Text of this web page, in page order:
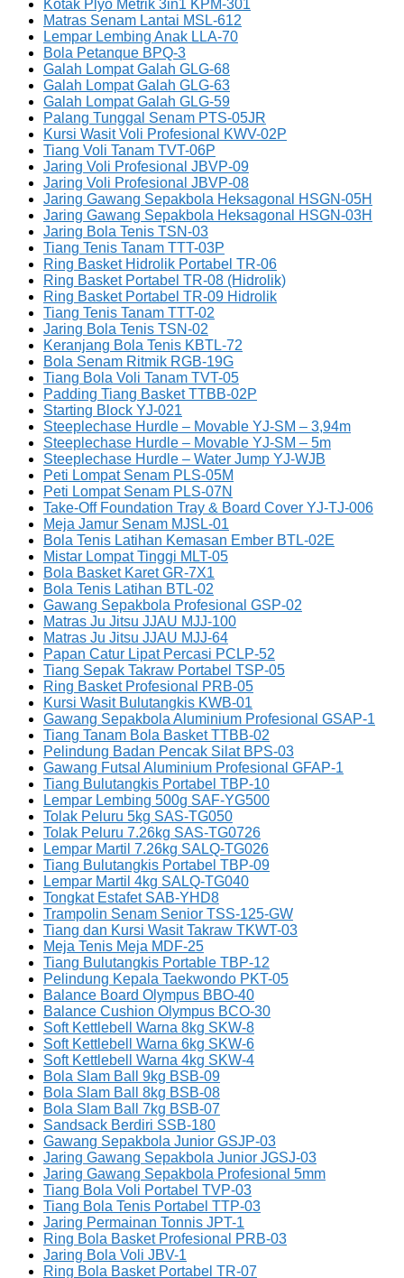
Kotak Plyo Metrik 3in1 KPM-301
Matras Senam Lantai MSL-612
Lempar Lembing Anak LLA-70
Bola Petanque BPQ-3
Galah Lompat Galah GLG-68
Galah Lompat Galah GLG-63
Galah Lompat Galah GLG-59
Palang Tunggal Senam PTS-05JR
Kursi Wasit Voli Profesional KWV-02P
Tiang Voli Tanam TVT-06P
Jaring Voli Profesional JBVP-09
Jaring Voli Profesional JBVP-08
Jaring Gawang Sepakbola Heksagonal HSGN-05H
Jaring Gawang Sepakbola Heksagonal HSGN-03H
Jaring Bola Tenis TSN-03
Tiang Tenis Tanam TTT-03P
Ring Basket Hidrolik Portabel TR-06
Ring Basket Portabel TR-08 (Hidrolik)
Ring Basket Portabel TR-09 Hidrolik
Tiang Tenis Tanam TTT-02
Jaring Bola Tenis TSN-02
Keranjang Bola Tenis KBTL-72
Bola Senam Ritmik RGB-19G
Tiang Bola Voli Tanam TVT-05
Padding Tiang Basket TTBB-02P
Starting Block YJ-021
Steeplechase Hurdle – Movable YJ-SM – 3,94m
Steeplechase Hurdle – Movable YJ-SM – 5m
Steeplechase Hurdle – Water Jump YJ-WJB
Peti Lompat Senam PLS-05M
Peti Lompat Senam PLS-07N
Take-Off Foundation Tray & Board Cover YJ-TJ-006
Meja Jamur Senam MJSL-01
Bola Tenis Latihan Kemasan Ember BTL-02E
Mistar Lompat Tinggi MLT-05
Bola Basket Karet GR-7X1
Bola Tenis Latihan BTL-02
Gawang Sepakbola Profesional GSP-02
Matras Ju Jitsu JJAU MJJ-100
Matras Ju Jitsu JJAU MJJ-64
Papan Catur Lipat Percasi PCLP-52
Tiang Sepak Takraw Portabel TSP-05
Ring Basket Profesional PRB-05
Kursi Wasit Bulutangkis KWB-01
Gawang Sepakbola Aluminium Profesional GSAP-1
Tiang Tanam Bola Basket TTBB-02
Pelindung Badan Pencak Silat BPS-03
Gawang Futsal Aluminium Profesional GFAP-1
Tiang Bulutangkis Portabel TBP-10
Lempar Lembing 500g SAF-YG500
Tolak Peluru 5kg SAS-TG050
Tolak Peluru 7.26kg SAS-TG0726
Lempar Martil 7.26kg SALQ-TG026
Tiang Bulutangkis Portabel TBP-09
Lempar Martil 4kg SALQ-TG040
Tongkat Estafet SAB-YHD8
Trampolin Senam Senior TSS-125-GW
Tiang dan Kursi Wasit Takraw TKWT-03
Meja Tenis Meja MDF-25
Tiang Bulutangkis Portable TBP-12
Pelindung Kepala Taekwondo PKT-05
Balance Board Olympus BBO-40
Balance Cushion Olympus BCO-30
Soft Kettlebell Warna 8kg SKW-8
Soft Kettlebell Warna 6kg SKW-6
Soft Kettlebell Warna 4kg SKW-4
Bola Slam Ball 9kg BSB-09
Bola Slam Ball 8kg BSB-08
Bola Slam Ball 7kg BSB-07
Sandsack Berdiri SSB-180
Gawang Sepakbola Junior GSJP-03
Jaring Gawang Sepakbola Junior JGSJ-03
Jaring Gawang Sepakbola Profesional 5mm
Tiang Bola Voli Portabel TVP-03
Tiang Bola Tenis Portabel TTP-03
Jaring Permainan Tonnis JPT-1
Ring Bola Basket Profesional PRB-03
Jaring Bola Voli JBV-1
Ring Bola Basket Portabel TR-07